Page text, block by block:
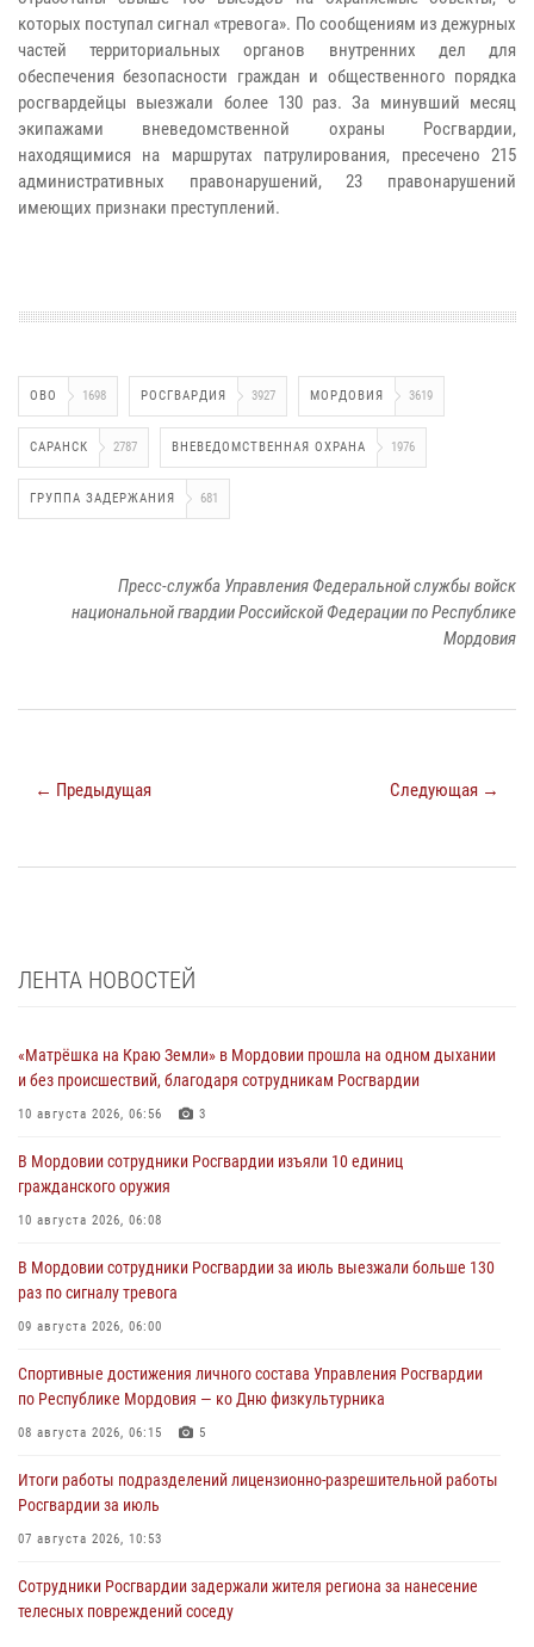
которых поступал сигнал «тревога». По сообщениям из дежурных
частей территориальных органов внутренних дел для
обеспечения безопасности граждан и общественного порядка
росгвардейцы выезжали более 130 раз. За минувший месяц
экипажами вневедомственной охраны Росгвардии,
находящимися на маршрутах патрулирования, пресечено 215
административных правонарушений, 23 правонарушений
имеющих признаки преступлений.
ОВО 1698 РОСГВАРДИЯ 3927 МОРДОВИЯ 3619
САРАНСК 2787 ВНЕВЕДОМСТВЕННАЯ ОХРАНА 1976
ГРУППА ЗАДЕРЖАНИЯ 681
Пресс-служба Управления Федеральной службы войск
национальной гвардии Российской Федерации по Республике
Мордовия
← Предыдущая Следующая →
ЛЕНТА НОВОСТЕЙ
«Матрёшка на Краю Земли» в Мордовии прошла на одном дыхании
и без происшествий, благодаря сотрудникам Росгвардии
10 августа 2026, 06:56 3
В Мордовии сотрудники Росгвардии изъяли 10 единиц
гражданского оружия
10 августа 2026, 06:08
В Мордовии сотрудники Росгвардии за июль выезжали больше 130
раз по сигналу тревога
09 августа 2026, 06:00
Спортивные достижения личного состава Управления Росгвардии
по Республике Мордовия — ко Дню физкультурника
08 августа 2026, 06:15 5
Итоги работы подразделений лицензионно-разрешительной работы
Росгвардии за июль
07 августа 2026, 10:53
Сотрудники Росгвардии задержали жителя региона за нанесение
телесных повреждений соседу